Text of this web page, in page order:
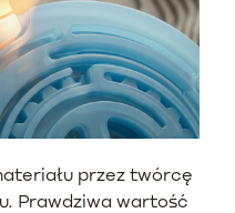
przez twórcę
Prawdziwa wartość